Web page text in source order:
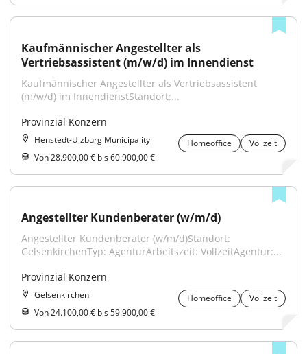
Kaufmännischer Angestellter als
Vertriebsassistent (m/w/d) im Innendienst
Kaufmännischer Angestellter als Vertriebsassistent
(m/w/d) im InnendienstStandort:...
Provinzial Konzern
Henstedt-Ulzburg Municipality Homeoffice
Vollzeit
Von 28.900,00 € bis 60.900,00 €
Angestellter Kundenberater (w/m/d)
Angestellter Kundenberater (w/m/d)Standort:
GelsenkirchenTyp: AgenturArbeitszeit: VollzeitAgentur:...
Provinzial Konzern
Gelsenkirchen Homeoffice
Vollzeit
Von 24.100,00 € bis 59.900,00 €